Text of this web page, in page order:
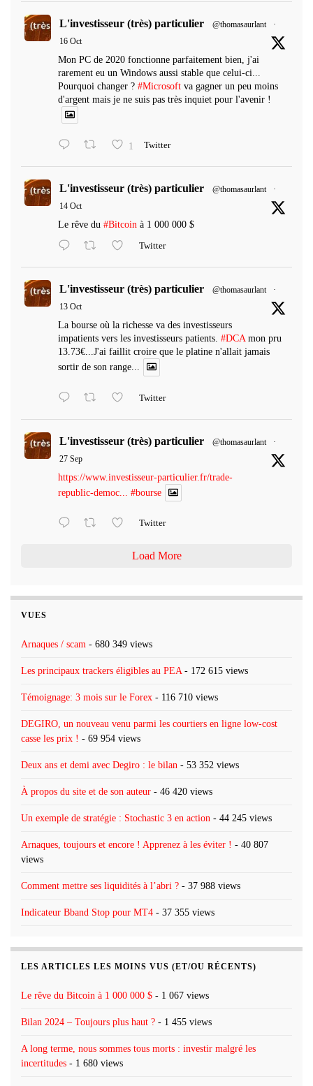
L'investisseur (très) particulier @thomasaurlant
·
16 Oct
Mon PC de 2020 fonctionne parfaitement bien, j'ai
rarement eu un Windows aussi stable que celui-ci...
Pourquoi changer ? #Microsoft va gagner un peu moins
d'argent mais je ne suis pas très inquiet pour l'avenir !
1 Twitter
L'investisseur (très) particulier @thomasaurlant
·
14 Oct
Le rêve du #Bitcoin à 1 000 000 $
Twitter
L'investisseur (très) particulier @thomasaurlant
·
13 Oct
La bourse où la richesse va des investisseurs
impatients vers les investisseurs patients. #DCAmon pru
13.73€...J'ai faillit croire que le platine n'allait jamais
sortir de son range...
Twitter
L'investisseur (très) particulier @thomasaurlant
·
27 Sep
https://www.investisseur-particulier.fr/trade-
republic-democ... #bourse
Twitter
Load More
VUES
Arnaques / scam - 680 349 views
Les principaux trackers éligibles au PEA- 172 615 views
Témoignage: 3 mois sur le Forex - 116 710 views
DEGIRO, un nouveau venu parmi les courtiers en ligne low-cost
casse les prix ! - 69 954 views
Deux ans et demi avec Degiro : le bilan - 53 352 views
À propos du site et de son auteur - 46 420 views
Un exemple de stratégie : Stochastic 3 en action - 44 245 views
Arnaques, toujours et encore ! Apprenez à les éviter ! - 40 807
views
Comment mettre ses liquidités à l’abri ? - 37 988 views
Indicateur Bband Stop pour MT4 - 37 355 views
LES ARTICLES LES MOINS VUS (ET/OU RÉCENTS)
Le rêve du Bitcoin à 1 000 000 $ - 1 067 views
Bilan 2024 – Toujours plus haut ? - 1 455 views
A long terme, nous sommes tous morts : investir malgré les
incertitudes - 1 680 views